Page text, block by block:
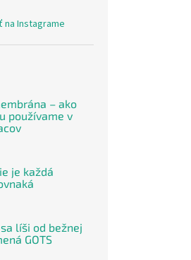
na Instagrame
– ako
používame v
je každá
líši od bežnej
GOTS